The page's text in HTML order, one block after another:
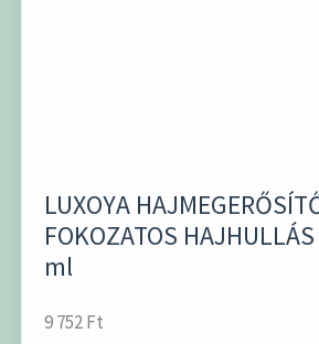
LUXOYA
FOKOZATOS
ml
9 752Ft